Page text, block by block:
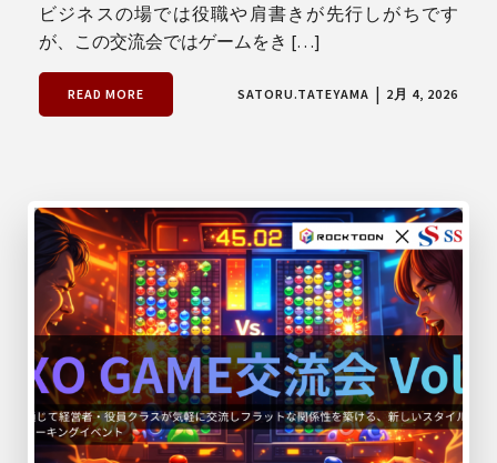
ビジネスの場では役職や肩書きが先行しがちです
が、この交流会ではゲームをき […]
READ MORE SATORU.TATEYAMA | 2月 4, 2026